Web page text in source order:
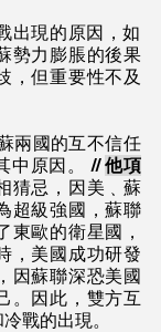
勢力膨脹的後果
，但重要性不及
兩國的互不信任
中原因。 // 他項
猜忌，因美﹑蘇
超級強國，蘇聯
東歐的衛星國，
，美國成功研發
因蘇聯深恐美國
。因此，雙方互
戰的出現。